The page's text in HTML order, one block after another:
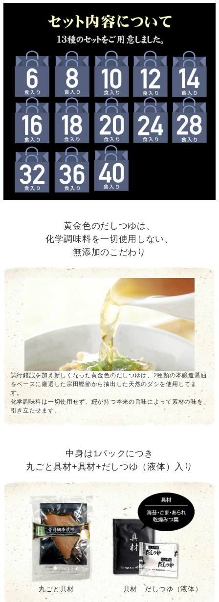
黄金色のだしつゆは、
化学調味料を一切使用しない、
無添加のこだわり
試行錯誤を加え新しくなった黄金色のだしつゆは、2種類の本醸造醤油
をベースに厳選した宗田鰹節から抽出した天然のダシを使用してま
す。
化学調味料は一切使用せず、鰹が持つ本来の旨味によって素材の味を
引き立たせます。
中身は1パックにつき
丸ごと具材+具材+だしつゆ（液体）入り
丸ごと具材 具材 だしつゆ（液体）